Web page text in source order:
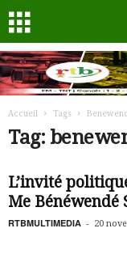
Accueil Tags
Tag:
L’invité
Me Bénéwendé
RTBMULTIMEDIA - 20